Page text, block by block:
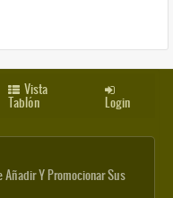
Vista
Tablón Login
Añadir Y Promocionar Sus